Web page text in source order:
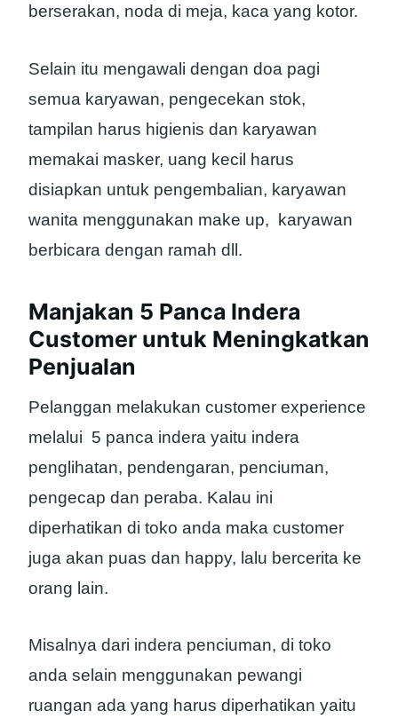
berserakan, noda di meja, kaca yang kotor.
Selain itu mengawali dengan doa pagi
semua karyawan, pengecekan stok,
tampilan harus higienis dan karyawan
memakai masker, uang kecil harus
disiapkan untuk pengembalian, karyawan
wanita menggunakan make up, karyawan
berbicara dengan ramah dll.
Manjakan 5 Panca Indera
Customer untuk Meningkatkan
Penjualan
Pelanggan melakukan customer experience
melalui 5 panca indera yaitu indera
penglihatan, pendengaran, penciuman,
pengecap dan peraba. Kalau ini
diperhatikan di toko anda maka customer
juga akan puas dan happy, lalu bercerita ke
orang lain.
Misalnya dari indera penciuman, di toko
anda selain menggunakan pewangi
ruangan ada yang harus diperhatikan yaitu